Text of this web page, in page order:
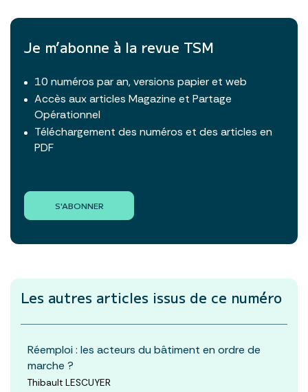
Je m’abonne à la revue TSM
10 numéros par an, versions papier et web
Accès aux articles Magazine et Partage
Opérationnel
Téléchargement des numéros et des articles en
PDF
S'ABONNER
Les autres articles issus de ce numéro
Réemploi : les acteurs du bâtiment en ordre de
marche ?
Thibault LESCUYER